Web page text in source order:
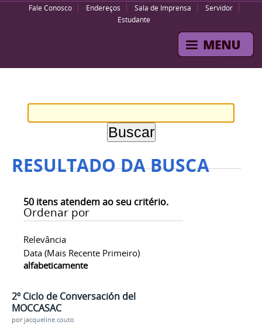
Fale Conosco Endereços Sala de Imprensa
Servidor
Estudante
RESULTADO DA BUSCA
50 itens atendem ao seu critério.
Ordenar por
Relevância
Data (mais Recente Primeiro)
alfabeticamente
2º Ciclo de Conversación del
MOCCASAC
por jacqueline.couto